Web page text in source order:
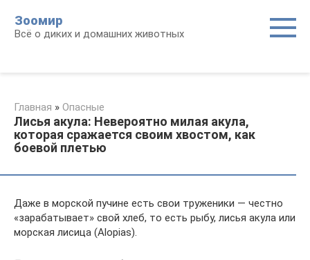
контенту
Зоомир
Всё о диких и домашних животных
Главная » Опасные
Лисья акула: Невероятно милая акула,
которая сражается своим хвостом, как
боевой плетью
Даже в морской пучине есть свои труженики — честно
«зарабатывает» свой хлеб, то есть рыбу, лисья акула или
морская лисица (Alopias).